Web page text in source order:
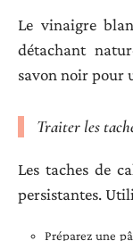
Le vinaigre
détachant
savon noir pour
Traiter les
Les taches de
persistantes.
Préparez une